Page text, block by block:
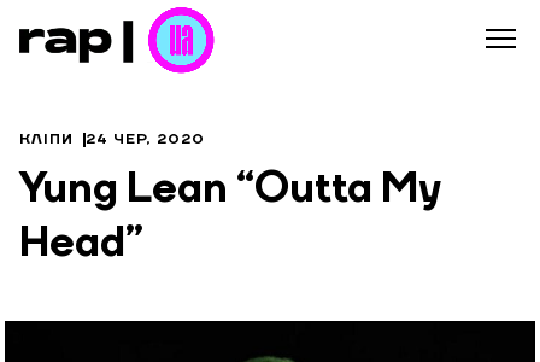
КЛІПИ 24 ЧЕР, 2020
Yung Lean “Outta My
Head”